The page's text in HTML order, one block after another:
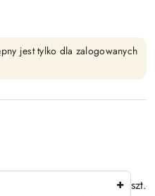
jest tylko dla zalogowanych
szt.